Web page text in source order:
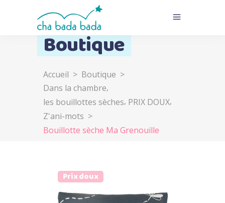
Boutique
Accueil > Boutique >
Dans la chambre,
les bouillottes sèches, PRIX DOUX,
Z'ani-mots >
Bouillotte sèche Ma Grenouille
Prix doux